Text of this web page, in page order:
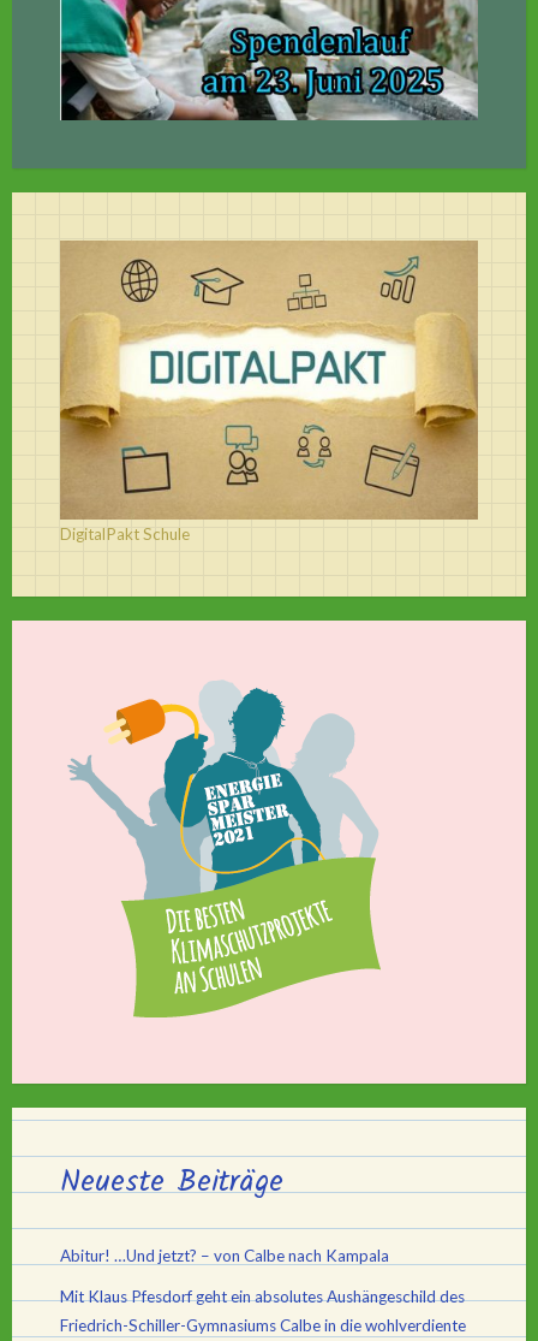
DigitalPakt Schule
Neueste Beiträge
Abitur! …Und jetzt? – von Calbe nach Kampala
Mit Klaus Pfesdorf geht ein absolutes Aushängeschild des
Friedrich-Schiller-Gymnasiums Calbe in die wohlverdiente